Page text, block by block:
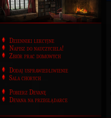
Dzienniki lekcyjne
Napisz do nauczyciela!
Zbiór prac domowych
Dodaj usprawiedliwienie
Sala chorych
Pobierz Devanę
Devana na przeglądarce